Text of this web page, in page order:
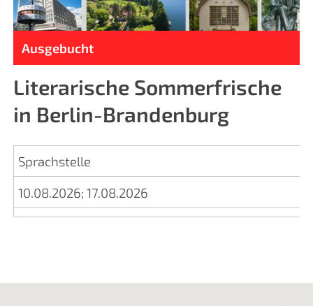
Ausgebucht
Literarische Sommerfrische
in Berlin-Brandenburg
Sprachstelle
10.08.2026; 17.08.2026